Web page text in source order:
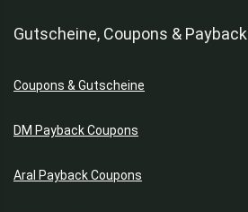
Gutscheine, Coupons & Payback
Coupons & Gutscheine
DM Payback Coupons
Aral Payback Coupons